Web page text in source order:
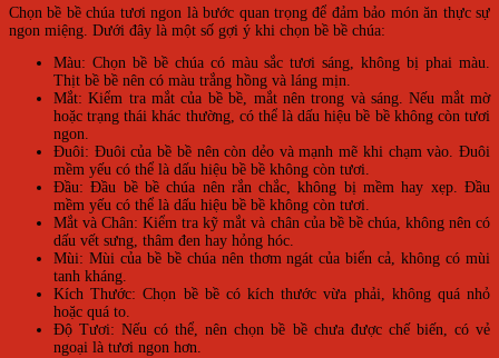
Chọn bề bề chúa tươi ngon là bước quan trọng để đảm bảo món ăn thực sự
ngon miệng. Dưới đây là một số gợi ý khi chọn bề bề chúa:
Màu: Chọn bề bề chúa có màu sắc tươi sáng, không bị phai màu.
Thịt bề bề nên có màu trắng hồng và láng mịn.
Mắt: Kiểm tra mắt của bề bề, mắt nên trong và sáng. Nếu mắt mờ
hoặc trạng thái khác thường, có thể là dấu hiệu bề bề không còn tươi
ngon.
Đuôi: Đuôi của bề bề nên còn dẻo và mạnh mẽ khi chạm vào. Đuôi
mềm yếu có thể là dấu hiệu bề bề không còn tươi.
Đầu: Đầu bề bề chúa nên rắn chắc, không bị mềm hay xẹp. Đầu
mềm yếu có thể là dấu hiệu bề bề không còn tươi.
Mắt và Chân: Kiểm tra kỹ mắt và chân của bề bề chúa, không nên có
dấu vết sưng, thâm đen hay hỏng hóc.
Mùi: Mùi của bề bề chúa nên thơm ngát của biển cả, không có mùi
tanh kháng.
Kích Thước: Chọn bề bề có kích thước vừa phải, không quá nhỏ
hoặc quá to.
Độ Tươi: Nếu có thể, nên chọn bề bề chưa được chế biến, có vẻ
ngoại là tươi ngon hơn.